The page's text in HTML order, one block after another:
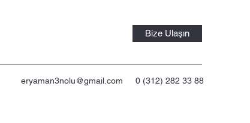
Bize Ulaşın
eryaman3nolu@gmail.com 0 (312) 282 33 88